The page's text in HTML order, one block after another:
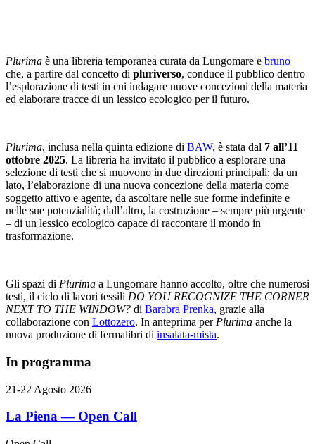
Plurima è una libreria temporanea curata da Lungomare e bruno
che, a partire dal concetto di pluriverso, conduce il pubblico dentro
l’esplorazione di testi in cui indagare nuove concezioni della materia
ed elaborare tracce di un lessico ecologico per il futuro.
Plurima, inclusa nella quinta edizione di BAW, è stata dal 7 all’11
ottobre 2025. La libreria ha invitato il pubblico a esplorare una
selezione di testi che si muovono in due direzioni principali: da un
lato, l’elaborazione di una nuova concezione della materia come
soggetto attivo e agente, da ascoltare nelle sue forme indefinite e
nelle sue potenzialità; dall’altro, la costruzione – sempre più urgente
– di un lessico ecologico capace di raccontare il mondo in
trasformazione.
Gli spazi di Plurima a Lungomare hanno accolto, oltre che numerosi
testi, il ciclo di lavori tessili DO YOU RECOGNIZE THE CORNER
NEXT TO THE WINDOW? di Barabra Prenka, grazie alla
collaborazione con Lottozero. In anteprima per Plurima anche la
nuova produzione di fermalibri di insalata-mista.
In programma
21-22 Agosto 2026
La Piena — Open Call